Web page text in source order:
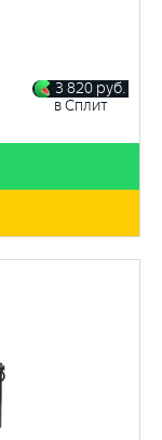
3 820 руб.
в Сплит